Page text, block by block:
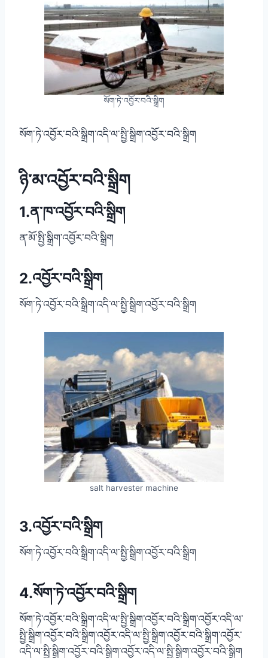
སོག་ཏེ་འབྱོར་བའི་སྒྲིག
སོག་ཏེ་འབྱོར་བའི་སྒྲིག་འདི་ལ་སྤྱི་སྒྲིག་འབྱོར་བའི་སྒྲིག
ཉི་མ་འབྱོར་བའི་སྒྲིག
1.ན་ཁ་འབྱོར་བའི་སྒྲིག
ན་མོ་སྤྱི་སྒྲིག་འབྱོར་བའི་སྒྲིག
2.འབྱོར་བའི་སྒྲིག
སོག་ཏེ་འབྱོར་བའི་སྒྲིག་འདི་ལ་སྤྱི་སྒྲིག་འབྱོར་བའི་སྒྲིག
salt harvester machine
3.འབྱོར་བའི་སྒྲིག
སོག་ཏེ་འབྱོར་བའི་སྒྲིག་འདི་ལ་སྤྱི་སྒྲིག་འབྱོར་བའི་སྒྲིག
4.སོག་ཏེ་འབྱོར་བའི་སྒྲིག
སོག་ཏེ་འབྱོར་བའི་སྒྲིག་འདི་ལ་སྤྱི་སྒྲིག་འབྱོར་བའི་སྒྲིག་འབྱོར་འདི་ལ་
སྤྱི་སྒྲིག་འབྱོར་བའི་སྒྲིག་འབྱོར་འདི་ལ་སྤྱི་སྒྲིག་འབྱོར་བའི་སྒྲིག་འབྱོར་
འདི་ལ་སྤྱི་སྒྲིག་འབྱོར་བའི་སྒྲིག་འབྱོར་འདི་ལ་སྤྱི་སྒྲིག་འབྱོར་བའི་སྒྲིག